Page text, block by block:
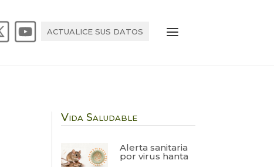
ACTUALICE SUS DATOS
Vida Saludable
Alerta sanitaria
por virus hanta